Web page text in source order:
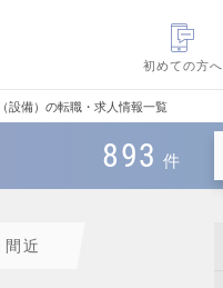
初めての方へ
設備）の転職・求人情報一覧
893 件
近